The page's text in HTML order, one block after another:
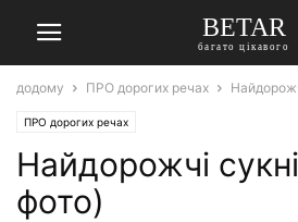
BETAR
багато цікавого
додому ПРО дорогих речах
ПРО дорогих речах
Найдорожчі сукні
фото)